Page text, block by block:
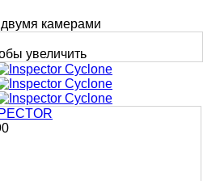
двумя камерами
увеличить